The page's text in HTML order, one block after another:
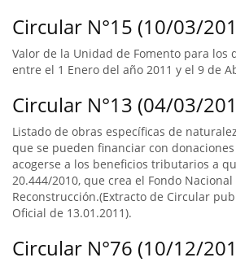
Circular N°15 (10/03/
Valor de la Unidad de Fomento para los
entre el 1 Enero del año 2011 y el 9 de
Circular N°13 (04/03/
Listado de obras específicas de
que se pueden financiar con
acogerse a los beneficios tributarios a
20.444/2010, que crea el Fondo Nacional
Reconstrucción.(Extracto de Circular
Oficial de 13.01.2011).
Circular N°76 (10/12/